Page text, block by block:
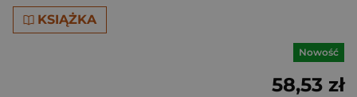
KSIĄŻKA
Nowość
58,53 zł